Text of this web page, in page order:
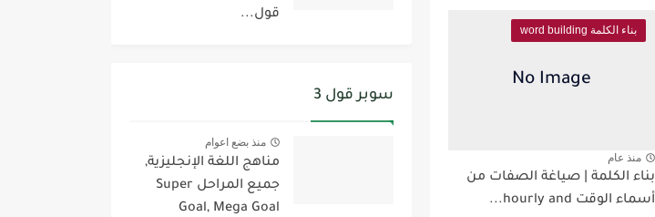
بناء الكلمة word building
منذ عام
بناء الكلمة | صياغة الصفات من
أسماء الوقت hourly and...
قول...
سوبر قول 3
منذ بضع اعوام
مناهج اللغة الإنجليزية,
جميع المراحل Super
Goal, Mega Goal